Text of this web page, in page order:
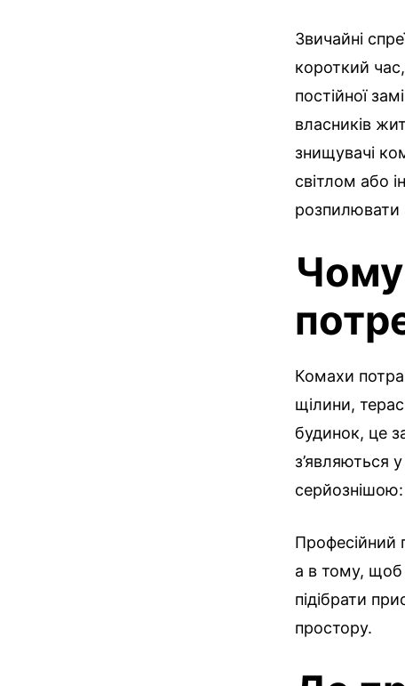
Звичайні
короткий
постійної
власників
знищувачі
світлом або
розпилювати
Комахи
щілини,
будинок, це
з’являються
серйознішою:
Професійний
а в тому, щоб
підібрати
простору.